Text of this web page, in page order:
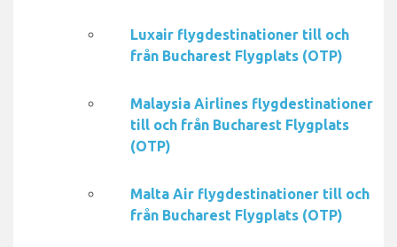
Luxair flygdestinationer till och
från Bucharest Flygplats (OTP)
Malaysia Airlines flygdestinationer
till och från Bucharest Flygplats
(OTP)
Malta Air flygdestinationer till och
från Bucharest Flygplats (OTP)